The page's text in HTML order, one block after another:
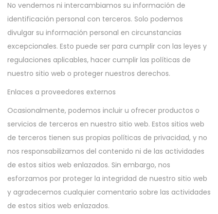
No vendemos ni intercambiamos su información de
identificación personal con terceros. Solo podemos
divulgar su información personal en circunstancias
excepcionales. Esto puede ser para cumplir con las leyes y
regulaciones aplicables, hacer cumplir las políticas de
nuestro sitio web o proteger nuestros derechos.
Enlaces a proveedores externos
Ocasionalmente, podemos incluir u ofrecer productos o
servicios de terceros en nuestro sitio web. Estos sitios web
de terceros tienen sus propias políticas de privacidad, y no
nos responsabilizamos del contenido ni de las actividades
de estos sitios web enlazados. Sin embargo, nos
esforzamos por proteger la integridad de nuestro sitio web
y agradecemos cualquier comentario sobre las actividades
de estos sitios web enlazados.